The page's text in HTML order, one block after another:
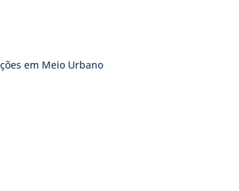
em Meio Urbano